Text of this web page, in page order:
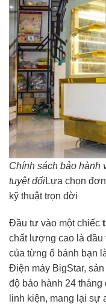
Chính sách bảo hành
tuyệt đốiLựa chọn
kỹ thuật trọn đời
Đầu tư vào một chiếc
chất lượng cao là
của từng ổ bánh bạn
Điện máy BigStar,
độ bảo hành 24 tháng
linh kiện, mang lại sự